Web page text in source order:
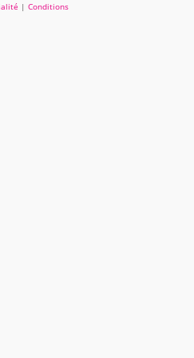
| Conditions